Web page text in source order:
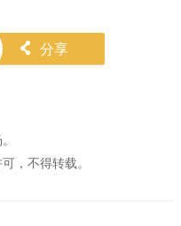
󰄯 分享
，不得转载。